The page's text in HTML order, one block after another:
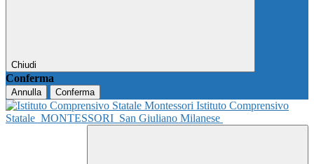
Chiudi
Conferma
Annulla Conferma
Istituto Comprensivo
Statale MONTESSORI San Giuliano Milanese